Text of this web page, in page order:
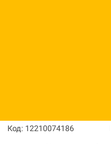
Код: 12210074186